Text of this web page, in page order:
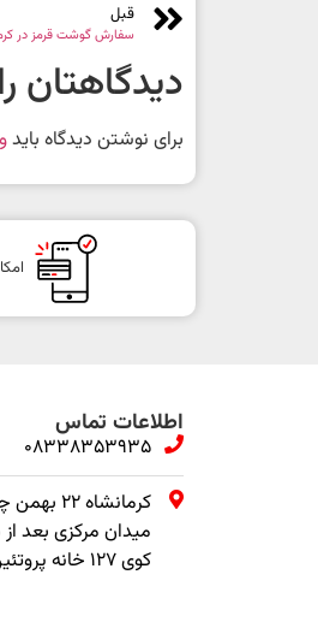
قبل
سفارش گوشت قرمز در
دیدگاهتان
برای نوشتن دیدگاه باید
اطلاعات تماس
08338353935
میدان مرکزی بعد
کوی ۱۲۷ خانه پروتئین آمویی